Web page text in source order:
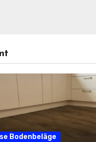
Bodenbeläge